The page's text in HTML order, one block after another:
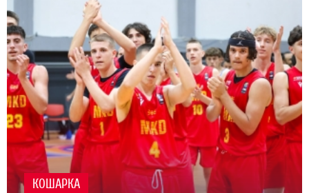
КОШАРКА